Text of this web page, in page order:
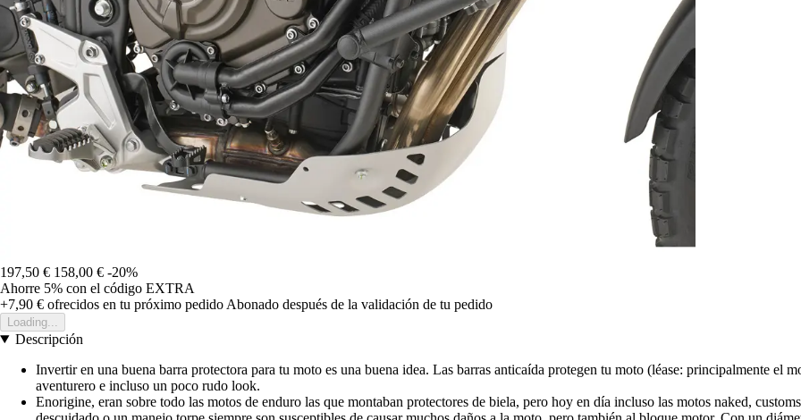
197,50 € 158,00 € -20%
Ahorre 5% con el código EXTRA
+7,90 € ofrecidos en tu próximo pedido Abonado después de la validación de tu pedido
Loading...
Descripción
Invertir en una buena barra protectora para tu moto es una buena idea. Las barras anticaída protegen tu moto (léase: principalmente el
aventurero e incluso un poco rudo look.
Enorigine, eran sobre todo las motos de enduro las que montaban protectores de biela, pero hoy en día incluso las motos naked,